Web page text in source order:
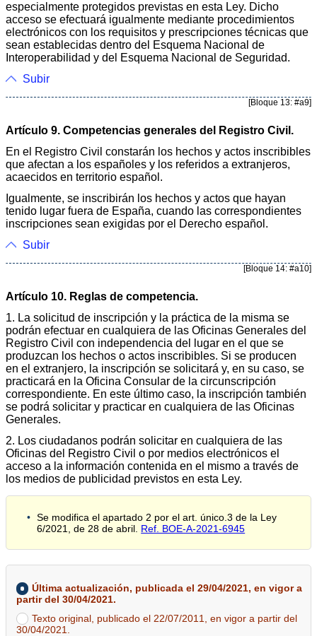
especialmente protegidos previstas en esta Ley. Dicho
acceso se efectuará igualmente mediante procedimientos
electrónicos con los requisitos y prescripciones técnicas que
sean establecidas dentro del Esquema Nacional de
Interoperabilidad y del Esquema Nacional de Seguridad.
Subir
[Bloque 13: #a9]
Artículo 9. Competencias generales del Registro Civil.
En el Registro Civil constarán los hechos y actos inscribibles
que afectan a los españoles y los referidos a extranjeros,
acaecidos en territorio español.
Igualmente, se inscribirán los hechos y actos que hayan
tenido lugar fuera de España, cuando las correspondientes
inscripciones sean exigidas por el Derecho español.
Subir
[Bloque 14: #a10]
Artículo 10. Reglas de competencia.
1. La solicitud de inscripción y la práctica de la misma se
podrán efectuar en cualquiera de las Oficinas Generales del
Registro Civil con independencia del lugar en el que se
produzcan los hechos o actos inscribibles. Si se producen
en el extranjero, la inscripción se solicitará y, en su caso, se
practicará en la Oficina Consular de la circunscripción
correspondiente. En este último caso, la inscripción también
se podrá solicitar y practicar en cualquiera de las Oficinas
Generales.
2. Los ciudadanos podrán solicitar en cualquiera de las
Oficinas del Registro Civil o por medios electrónicos el
acceso a la información contenida en el mismo a través de
los medios de publicidad previstos en esta Ley.
Se modifica el apartado 2 por el art. único.3 de la Ley
6/2021, de 28 de abril. Ref. BOE-A-2021-6945
Última actualización, publicada el 29/04/2021, en vigor a
partir del 30/04/2021.
Texto original, publicado el 22/07/2011, en vigor a partir del
30/04/2021.